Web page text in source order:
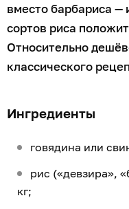
вместо барбариса —
сортов риса
Относительно
классического
Ингредиенты
говядина или
рис («девзира»,
кг;